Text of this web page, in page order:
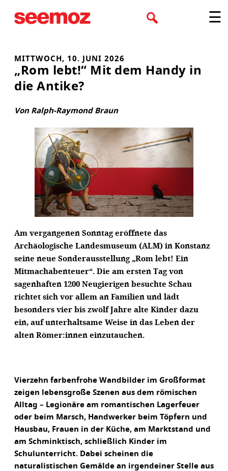
Inhalt
☰
MITTWOCH, 10. JUNI 2026
„Rom lebt!“ Mit dem Handy in
die Antike?
Von Ralph-Raymond Braun
Am vergangenen Sonntag eröffnete das
Archäologische Landesmuseum (ALM) in Konstanz
seine neue Sonderausstellung „Rom lebt! Ein
Mitmachabenteuer“. Die am ersten Tag von
sagenhaften 1200 Neugierigen besuchte Schau
richtet sich vor allem an Familien und lädt
besonders vier bis zwölf Jahre alte Kinder dazu
ein, auf unterhaltsame Weise in das Leben der
alten Römer:innen einzutauchen.
Vierzehn farbenfrohe Wandbilder im Großformat
zeigen lebensgroße Szenen aus dem römischen
Alltag – Legionäre am romantischen Lagerfeuer
oder beim Marsch, Handwerker beim Töpfern und
Hausbau, Frauen in der Küche, am Marktstand und
am Schminktisch, schließlich Kinder im
Schulunterricht. Dabei scheinen die
naturalistischen Gemälde an irgendeiner Stelle aus